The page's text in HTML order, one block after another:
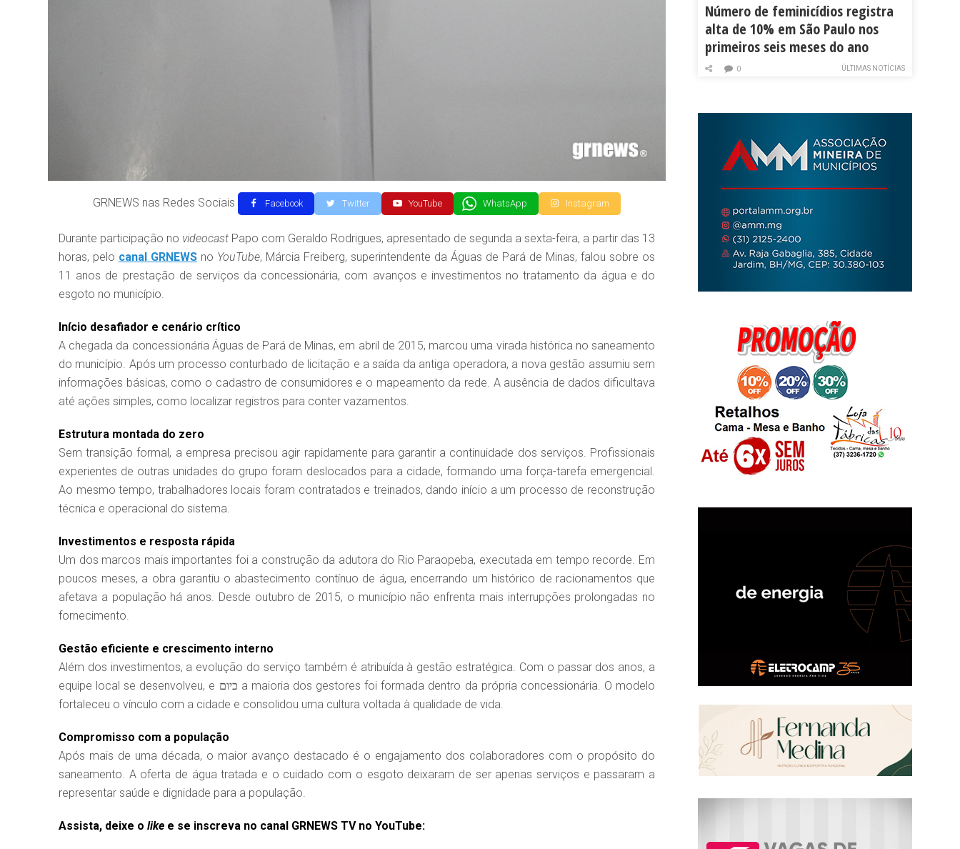
GRNEWS nas Redes Sociais Facebook Twitter YouTube WhatsApp Instagram
Durante participação no videocast Papo com Geraldo Rodrigues, apresentado de segunda a sexta-feira, a partir das 13
horas, pelo canal GRNEWS no YouTube, Márcia Freiberg, superintendente da Águas de Pará de Minas, falou sobre os
11 anos de prestação de serviços da concessionária, com avanços e investimentos no tratamento da água e do
esgoto no município.
Início desafiador e cenário crítico
A chegada da concessionária Águas de Pará de Minas, em abril de 2015, marcou uma virada histórica no saneamento
do município. Após um processo conturbado de licitação e a saída da antiga operadora, a nova gestão assumiu sem
informações básicas, como o cadastro de consumidores e o mapeamento da rede. A ausência de dados dificultava
até ações simples, como localizar registros para conter vazamentos.
Estrutura montada do zero
Sem transição formal, a empresa precisou agir rapidamente para garantir a continuidade dos serviços. Profissionais
experientes de outras unidades do grupo foram deslocados para a cidade, formando uma força-tarefa emergencial.
Ao mesmo tempo, trabalhadores locais foram contratados e treinados, dando início a um processo de reconstrução
técnica e operacional do sistema.
Investimentos e resposta rápida
Um dos marcos mais importantes foi a construção da adutora do Rio Paraopeba, executada em tempo recorde. Em
poucos meses, a obra garantiu o abastecimento contínuo de água, encerrando um histórico de racionamentos que
afetava a população há anos. Desde outubro de 2015, o município não enfrenta mais interrupções prolongadas no
fornecimento.
Gestão eficiente e crescimento interno
Além dos investimentos, a evolução do serviço também é atribuída à gestão estratégica. Com o passar dos anos, a
equipe local se desenvolveu, e כיום a maioria dos gestores foi formada dentro da própria concessionária. O modelo
fortaleceu o vínculo com a cidade e consolidou uma cultura voltada à qualidade de vida.
Compromisso com a população
Após mais de uma década, o maior avanço destacado é o engajamento dos colaboradores com o propósito do
saneamento. A oferta de água tratada e o cuidado com o esgoto deixaram de ser apenas serviços e passaram a
representar saúde e dignidade para a população.
Assista, deixe o like e se inscreva no canal GRNEWS TV no YouTube:
Número de feminicídios registra
alta de 10% em São Paulo nos
primeiros seis meses do ano
ÚLTIMAS NOTÍCIAS
0